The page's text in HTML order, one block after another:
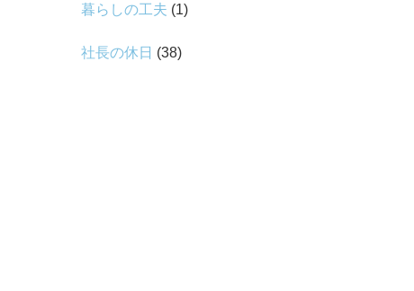
暮らしの工夫 (1)
社長の休日 (38)